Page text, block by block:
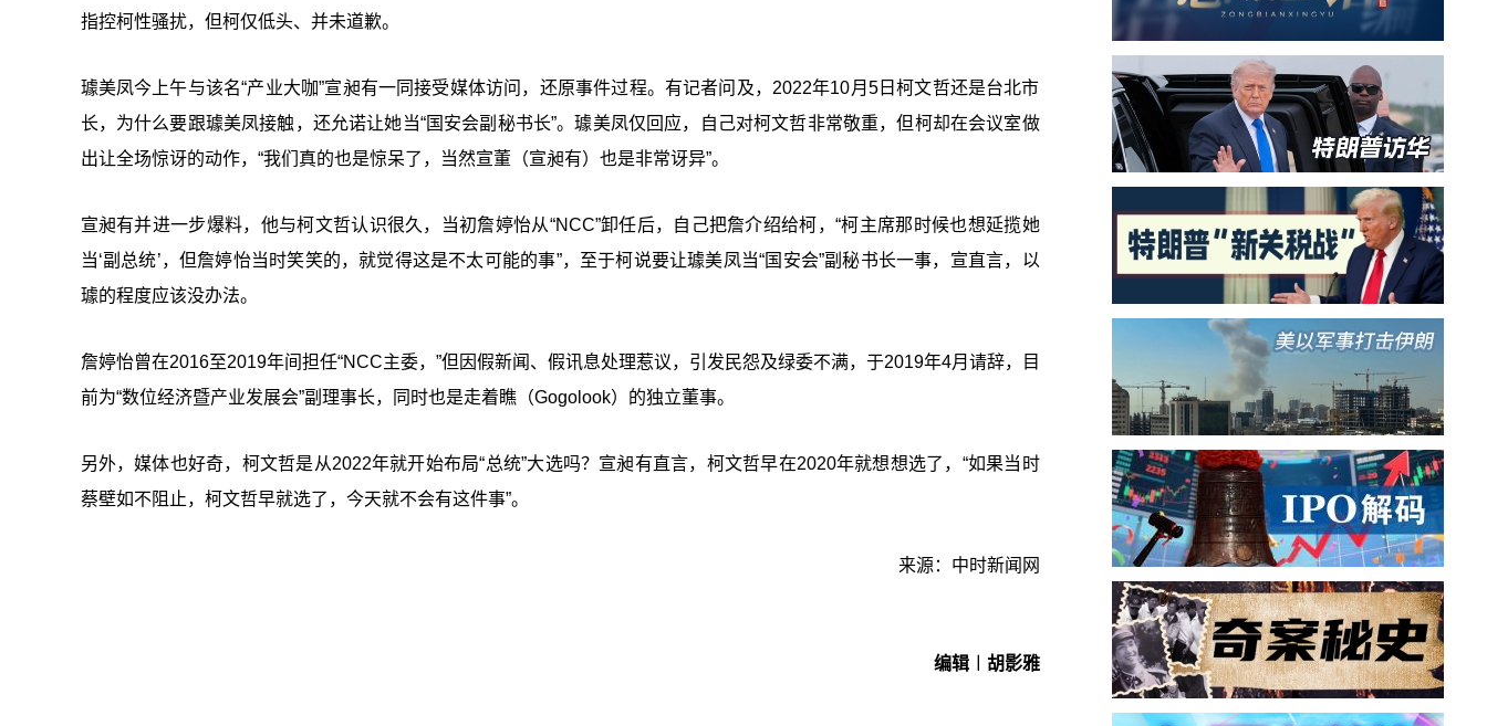
指控柯性骚扰，但柯仅低头、并未道歉。
璩美凤今上午与该名“产业大咖”宣昶有一同接受媒体访问，还原事件过程。有记者问及，2022年10月5日柯文哲还是台北市
长，为什么要跟璩美凤接触，还允诺让她当“国安会副秘书长”。璩美凤仅回应，自己对柯文哲非常敬重，但柯却在会议室做
出让全场惊讶的动作，“我们真的也是惊呆了，当然宣董（宣昶有）也是非常讶异”。
宣昶有并进一步爆料，他与柯文哲认识很久，当初詹婷怡从“NCC”卸任后，自己把詹介绍给柯，“柯主席那时候也想延揽她
当‘副总统’，但詹婷怡当时笑笑的，就觉得这是不太可能的事”，至于柯说要让璩美凤当“国安会”副秘书长一事，宣直言，以
璩的程度应该没办法。
詹婷怡曾在2016至2019年间担任“NCC主委， ”但因假新闻、假讯息处理惹议，引发民怨及绿委不满，于2019年4月请辞，目
前为“数位经济暨产业发展会”副理事长，同时也是走着瞧（Gogolook）的独立董事。
另外，媒体也好奇，柯文哲是从2022年就开始布局“总统”大选吗？宣昶有直言，柯文哲早在2020年就想想选了，“如果当时
蔡壁如不阻止，柯文哲早就选了，今天就不会有这件事”。
来源：中时新闻网
编辑︱胡影雅